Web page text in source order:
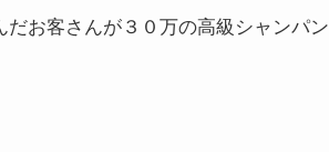
だお客さんが３０万の高級シャンパ